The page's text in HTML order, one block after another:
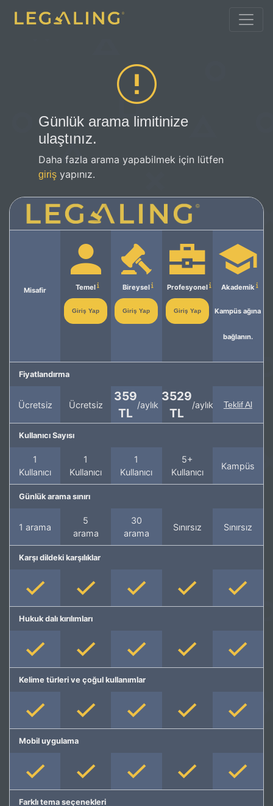
Günlük arama limitinize
ulaştınız.
Daha fazla arama yapabilmek için lütfen
giriş yapınız.
Misafir Temel
Giriş Yap
Bireysel
Giriş Yap
Profesyonel
Giriş Yap
Akademik
Kampüs ağına
bağlanın.
Fiyatlandırma
Ücretsiz Ücretsiz
359
TL
/aylık
3529
TL
/aylık Teklif Al
Kullanıcı Sayısı
1
Kullanıcı
1
Kullanıcı
1
Kullanıcı
5+
Kullanıcı
Kampüs
Günlük arama sınırı
1 arama
5
arama
30
arama
Sınırsız Sınırsız
Karşı dildeki karşılıklar
Hukuk dalı kırılımları
Kelime türleri ve çoğul kullanımlar
Mobil uygulama
Farklı tema seçenekleri